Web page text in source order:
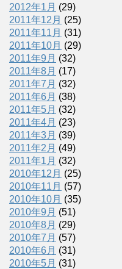
2012年1月 (29)
2011年12月 (25)
2011年11月 (31)
2011年10月 (29)
2011年9月 (32)
2011年8月 (17)
2011年7月 (32)
2011年6月 (38)
2011年5月 (32)
2011年4月 (23)
2011年3月 (39)
2011年2月 (49)
2011年1月 (32)
2010年12月 (25)
2010年11月 (57)
2010年10月 (35)
2010年9月 (51)
2010年8月 (29)
2010年7月 (57)
2010年6月 (31)
2010年5月 (31)